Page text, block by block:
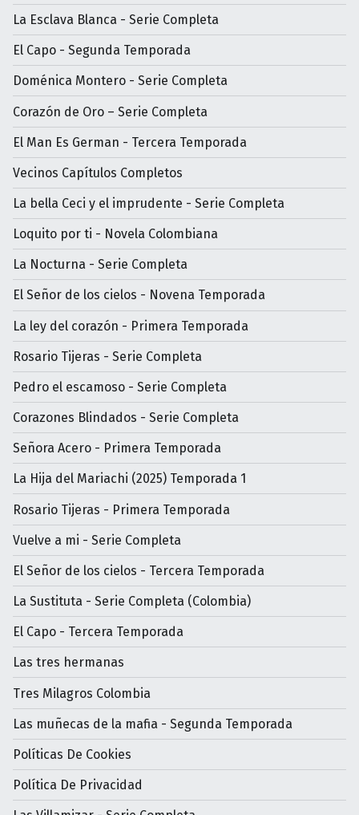
La Esclava Blanca - Serie Completa
El Capo - Segunda Temporada
Doménica Montero - Serie Completa
Corazón de Oro – Serie Completa
El Man Es German - Tercera Temporada
Vecinos Capítulos Completos
La bella Ceci y el imprudente - Serie Completa
Loquito por ti - Novela Colombiana
La Nocturna - Serie Completa
El Señor de los cielos - Novena Temporada
La ley del corazón - Primera Temporada
Rosario Tijeras - Serie Completa
Pedro el escamoso - Serie Completa
Corazones Blindados - Serie Completa
Señora Acero - Primera Temporada
La Hija del Mariachi (2025) Temporada 1
Rosario Tijeras - Primera Temporada
Vuelve a mi - Serie Completa
El Señor de los cielos - Tercera Temporada
La Sustituta - Serie Completa (Colombia)
El Capo - Tercera Temporada
Las tres hermanas
Tres Milagros Colombia
Las muñecas de la mafia - Segunda Temporada
Políticas De Cookies
Política De Privacidad